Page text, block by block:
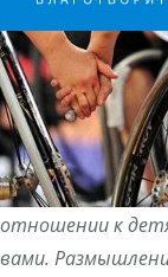
отношении к
вами.